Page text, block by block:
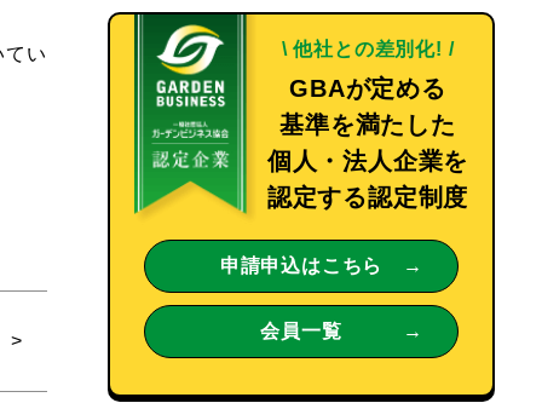
てい \ 他社との差別化! /
GBAが定める
基準を満たした
個人・法人企業を
認定する認定制度
申請申込はこちら
会員一覧